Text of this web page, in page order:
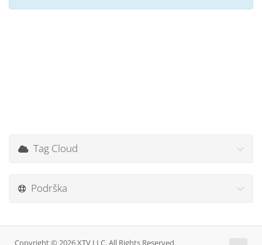
Tag Cloud
Podrška
Copyright © 2026 XTV LLC. All Rights Reserved.